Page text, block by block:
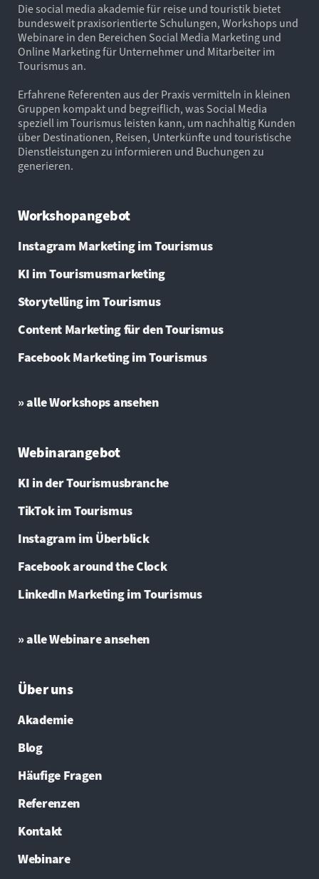
Die social media akademie für reise und touristik bietet
bundesweit praxisorientierte Schulungen, Workshops und
Webinare in den Bereichen Social Media Marketing und
Online Marketing für Unternehmer und Mitarbeiter im
Tourismus an.
Erfahrene Referenten aus der Praxis vermitteln in kleinen
Gruppen kompakt und begreiflich, was Social Media
speziell im Tourismus leisten kann, um nachhaltig Kunden
über Destinationen, Reisen, Unterkünfte und touristische
Dienstleistungen zu informieren und Buchungen zu
generieren.
Workshopangebot
Instagram Marketing im Tourismus
KI im Tourismusmarketing
Storytelling im Tourismus
Content Marketing für den Tourismus
Facebook Marketing im Tourismus
» alle Workshops ansehen
Webinarangebot
KI in der Tourismusbranche
TikTok im Tourismus
Instagram im Überblick
Facebook around the Clock
LinkedIn Marketing im Tourismus
» alle Webinare ansehen
Über uns
Akademie
Blog
Häufige Fragen
Referenzen
Kontakt
Webinare